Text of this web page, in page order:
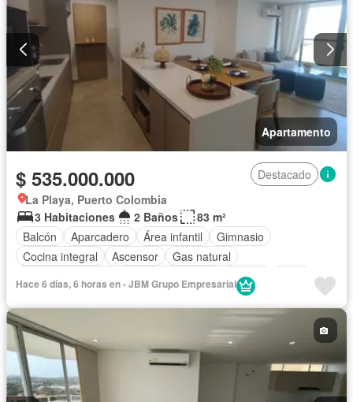
Permite niños
Apartamento
$ 535.000.000
Destacado
La Playa, Puerto Colombia
3 Habitaciones
2 Baños
83 m²
Balcón
Aparcadero Área infantil
Gimnasio
Cocina integral
Ascensor
Gas natural
Piscina
Hace 6 días, 6 horas en - JBM Grupo Empresarial